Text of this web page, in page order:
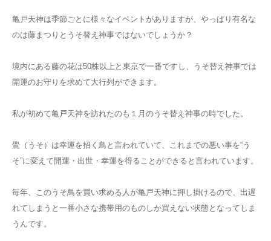
亀戸天神は季節ごとに様々なイベントがありますが、やっぱり有名な
のは藤まつりとうそ替え神事ではないでしょうか？
境内にある藤の花は50株以上と東京で一番ですし、うそ替え神事では
開運のお守りを求めて大行列ができます。
私が初めて亀戸天神を訪れたのも１月のうそ替え神事の時でした。
鷽（うそ）は幸運を招く鳥と言われていて、これまでの悪い事を“う
そ”に変えて開運・出世・幸運を得ることができると言われています。
毎年、このうそ鳥を買い求める人が亀戸天神に押し掛けるので、出遅
れてしまうと一番小さな携帯用のものしか買えない状態となってしま
うんです。